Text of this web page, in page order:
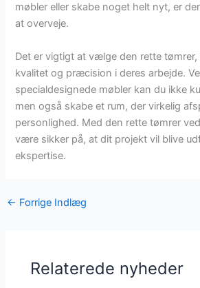
møbler eller skabe noget helt nyt, er
at overveje.
Det er vigtigt at vælge den rette tømrer,
kvalitet og præcision i deres arbejde.
specialdesignede møbler kan du ikke
men også skabe et rum, der virkelig
personlighed. Med den rette tømrer
være sikker på, at dit projekt vil blive
ekspertise.
← Forrige Indlæg
Relaterede nyheder